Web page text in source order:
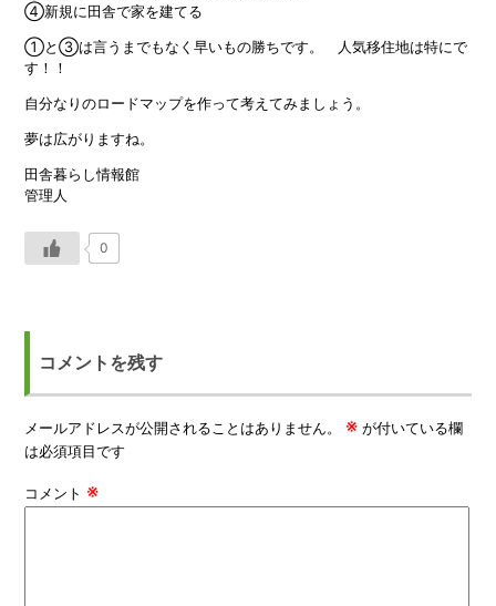
④新規に田舎で家を建てる
①と③は言うまでもなく早いもの勝ちです。 人気移住地は特にで
す！！
自分なりのロードマップを作って考えてみましょう。
夢は広がりますね。
田舎暮らし情報館
管理人
0
コメントを残す
メールアドレスが公開されることはありません。 ※ が付いている欄
は必須項目です
コメント ※